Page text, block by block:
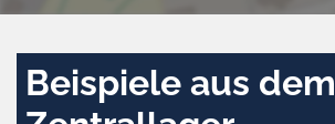
Beispiele aus dem